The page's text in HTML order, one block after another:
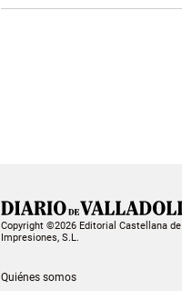
Copyright ©2026 Editorial Castellana de
Impresiones, S.L.
Quiénes somos